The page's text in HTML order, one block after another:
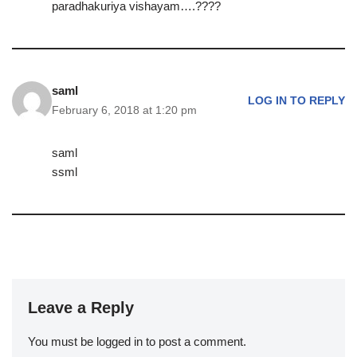
paradhakuriya vishayam….????
saml
February 6, 2018 at 1:20 pm
LOG IN TO REPLY
saml
ssml
Leave a Reply
You must be logged in to post a comment.